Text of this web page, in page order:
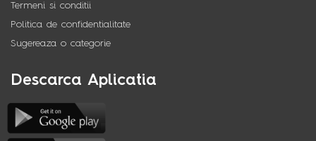
Termeni si conditii
Politica de confidentialitate
Sugereaza o categorie
Descarca Aplicatia